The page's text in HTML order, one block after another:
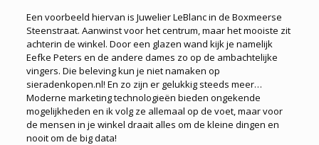
Een voorbeeld hiervan is Juwelier LeBlanc in de Boxmeerse
Steenstraat. Aanwinst voor het centrum, maar het mooiste zit
achterin de winkel. Door een glazen wand kijk je namelijk
Eefke Peters en de andere dames zo op de ambachtelijke
vingers. Die beleving kun je niet namaken op
sieradenkopen.nl! En zo zijn er gelukkig steeds meer…
Moderne marketing technologieën bieden ongekende
mogelijkheden en ik volg ze allemaal op de voet, maar voor
de mensen in je winkel draait alles om de kleine dingen en
nooit om de big data!